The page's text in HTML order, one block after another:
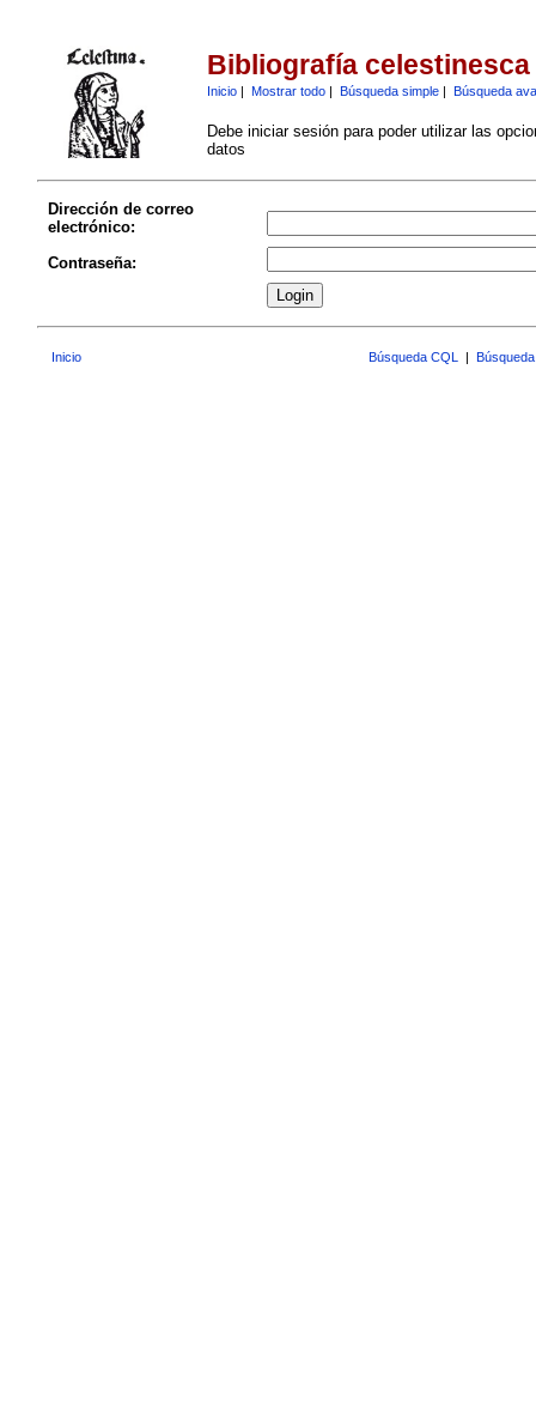
Bibliografía celestinesca
Inicio| Mostrar todo| Búsqueda simple| Búsqueda
Debe iniciar sesión para poder utilizar las
datos
Dirección de correo
electrónico:
Contraseña:
Inicio Búsqueda CQL |